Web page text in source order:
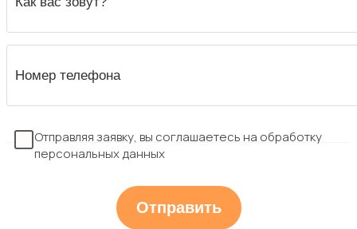
Отправляя заявку, вы соглашаетесь на обработку
персональных данных